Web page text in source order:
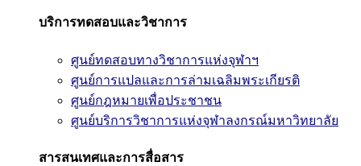
บริการทดสอบและวิชาการ
ศูนย์ทดสอบทางวิชาการแห่งจุฬาฯ
ศูนย์การแปลและการล่ามเฉลิมพระเกียรติ
ศูนย์กฎหมายเพื่อประชาชน
ศูนย์บริการวิชาการแห่งจุฬาลงกรณ์มหาวิทยาลัย
สารสนเทศและการสื่อสาร